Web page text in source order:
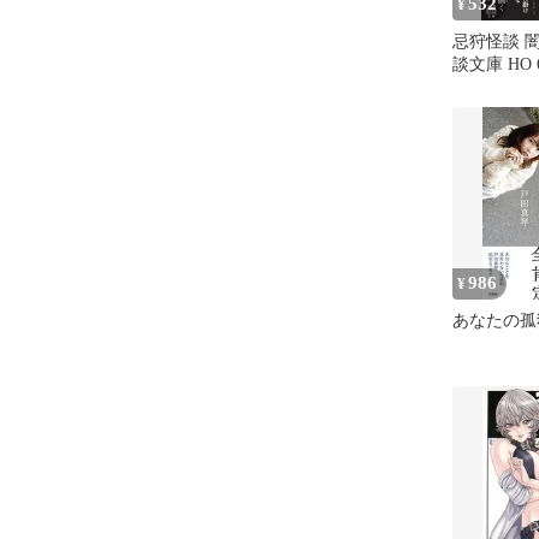
¥ 532
忌狩怪談
談文庫 HO
¥986
あなたの